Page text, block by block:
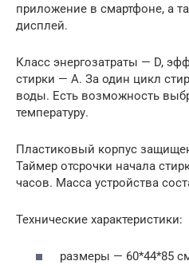
приложение в смартфоне, а
дисплей.
Класс энергозатраты — D,
стирки — А. За один цикл
воды. Есть возможность
температуру.
Пластиковый корпус
Таймер отсрочки начала
часов. Масса устройства
Технические характеристики:
размеры — 60*44*85